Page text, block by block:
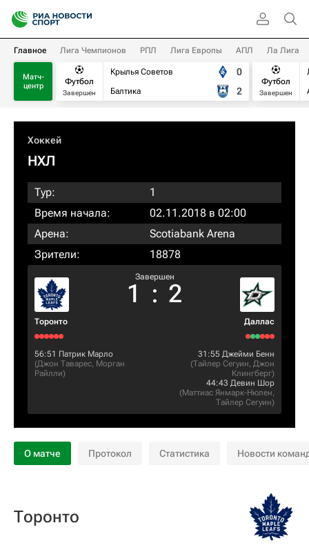
Главное Лига Чемпионов РПЛ Лига Европы АПЛ Ла Лига
Матч-
центр
Футбол
Завершен
Крылья Советов
Балтика
0
2
Футбол
Завершен
Хоккей
НХЛ
Тур:
1
Время начала:
02.11.2018 в 02:00
Арена:
Scotiabank Arena
Зрители:
18878
Торонто
Завершен
1 : 2
Даллас
56:51 Патрик Марло
(Джон Таварес, Морган
Райлли)
31:55 Джейми Бенн
(Тайлер Сегуин, Джон
Клингберг)
44:43 Девин Шор
(Маттиас Янмарк-Нюлен,
Тайлер Сегуин)
О матче Протокол Статистика Новости
Торонто